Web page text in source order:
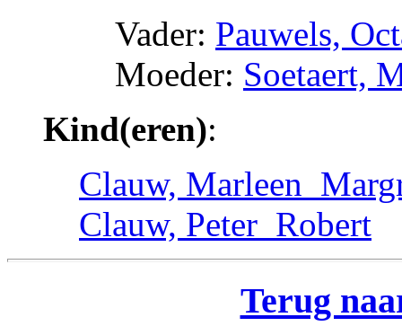
Vader: Pauwels,
Moeder: Soetaert,
Kind(eren):
Clauw,
Clauw, Peter_Robert
Terug